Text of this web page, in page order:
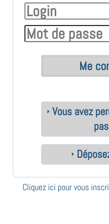
Vous avez
Cliquez ici pour vous